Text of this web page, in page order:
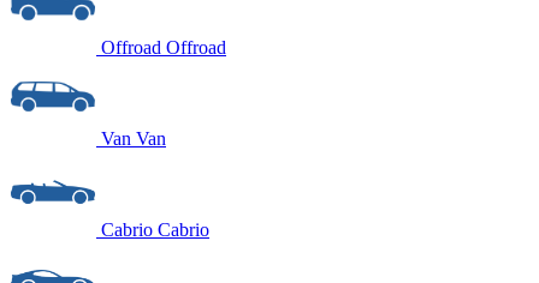
Offroad Offroad
Van Van
Cabrio Cabrio